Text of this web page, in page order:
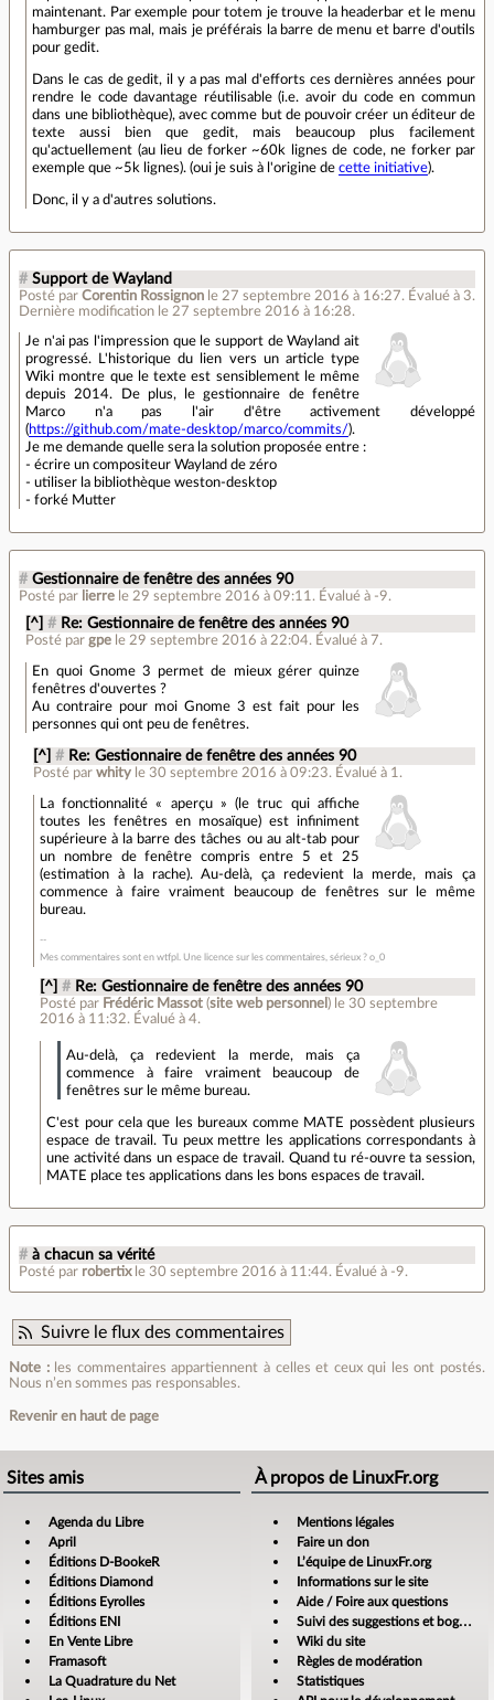
maintenant. Par exemple pour totem je trouve la headerbar et le menu
hamburger pas mal, mais je préférais la barre de menu et barre d'outils
pour gedit.
Dans le cas de gedit, il y a pas mal d'efforts ces dernières années pour
rendre le code davantage réutilisable (i.e. avoir du code en commun
dans une bibliothèque), avec comme but de pouvoir créer un éditeur de
texte aussi bien que gedit, mais beaucoup plus facilement
qu'actuellement (au lieu de forker ~60k lignes de code, ne forker par
exemple que ~5k lignes). (oui je suis à l'origine decette initiative).
Donc, il y a d'autres solutions.
# Support de Wayland
Posté par Corentin Rossignon le 27 septembre 2016 à 16:27. Évalué à 3.
Dernière modification le 27 septembre 2016 à 16:28.
Je n'ai pas l'impression que le support de Wayland ait
progressé. L'historique du lien vers un article type
Wiki montre que le texte est sensiblement le même
depuis 2014. De plus, le gestionnaire de fenêtre
Marco n'a pas l'air d'être activement développé
(https://github.com/mate-desktop/marco/commits/).
Je me demande quelle sera la solution proposée entre :
- écrire un compositeur Wayland de zéro
- utiliser la bibliothèque weston-desktop
- forké Mutter
# Gestionnaire de fenêtre des années 90
Posté par lierre le 29 septembre 2016 à 09:11 . Évalué à -9.
[^] # Re: Gestionnaire de fenêtre des années 90
Posté pargpe le 29 septembre 2016 à 22:04. Évalué à 7.
En quoi Gnome 3 permet de mieux gérer quinze
fenêtres d'ouvertes ?
Au contraire pour moi Gnome 3 est fait pour les
personnes qui ont peu de fenêtres.
[^] # Re: Gestionnaire de fenêtre des années 90
Posté par whity le 30 septembre 2016 à 09:23. Évalué à 1 .
La fonctionnalité « aperçu » (le truc qui affiche
toutes les fenêtres en mosaïque) est infiniment
supérieure à la barre des tâches ou au alt-tab pour
un nombre de fenêtre compris entre 5 et 25
(estimation à la rache). Au-delà, ça redevient la merde, mais ça
commence à faire vraiment beaucoup de fenêtres sur le même
bureau.
Mes commentaires sont en wtfpl. Une licence sur les commentaires, sérieux ? o_0
[^] # Re: Gestionnaire de fenêtre des années 90
Posté par Frédéric Massot (site web personnel ) le 30 septembre
2016 à 11:32. Évalué à4.
Au-delà, ça redevient la merde, mais ça
commence à faire vraiment beaucoup de
fenêtres sur le même bureau.
C'est pour cela que les bureaux comme MATE possèdent plusieurs
espace de travail. Tu peux mettre les applications correspondants à
une activité dans un espace de travail. Quand tu ré-ouvre ta session,
MATE place tes applications dans les bons espaces de travail.
# à chacun sa vérité
Posté par robertix le 30 septembre 2016 à 11:44. Évalué à -9.
Suivre le flux des commentaires
Note :les commentaires appartiennent à celles et ceux qui les ont postés.
Nous n’en sommes pas responsables.
Revenir en haut de page
Sites amis
Agenda du Libre
April
Éditions D-BookeR
Éditions Diamond
Éditions Eyrolles
Éditions ENI
En Vente Libre
Framasoft
La Quadrature du Net
À propos de LinuxFr.org
Mentions légales
Faire un don
L’équipe de LinuxFr.org
Informations sur le site
Aide / Foire aux questions
Suivi des suggestions et bogues
Wiki du site
Règles de modération
Statistiques